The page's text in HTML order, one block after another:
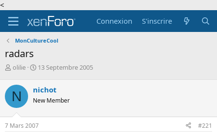
<
Connexion
S'inscrire
MonCultureCool
radars
A
t
e
u
r
d
e
olilie
D
e
d
d
é
13 Septembre 2005
N nichot
New Member
7 Mars 2007 #221